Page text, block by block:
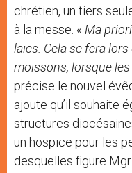
chrétien, un tiers
à la messe. « Ma
laïcs. Cela se fera
moissons, lorsque
précise le nouvel
ajoute qu’il souhaite
structures
un hospice pour les
desquelles figure Mgr